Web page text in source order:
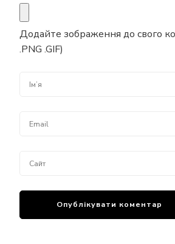
Додайте зображення до свого
.PNG .GIF)